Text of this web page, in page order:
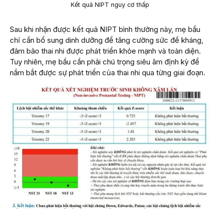
Kết quả NIPT nguy cơ thấp
Sau khi nhận được kết quả NIPT bình thường này, mẹ bầu
chỉ cần bổ sung dinh dưỡng để tăng cường sức đề kháng,
đảm bảo thai nhi được phát triển khỏe mạnh và toàn diện.
Tuy nhiên, mẹ bầu cần phải chú trọng siêu âm định kỳ để
nắm bắt được sự phát triển của thai nhi qua từng giai đoạn.